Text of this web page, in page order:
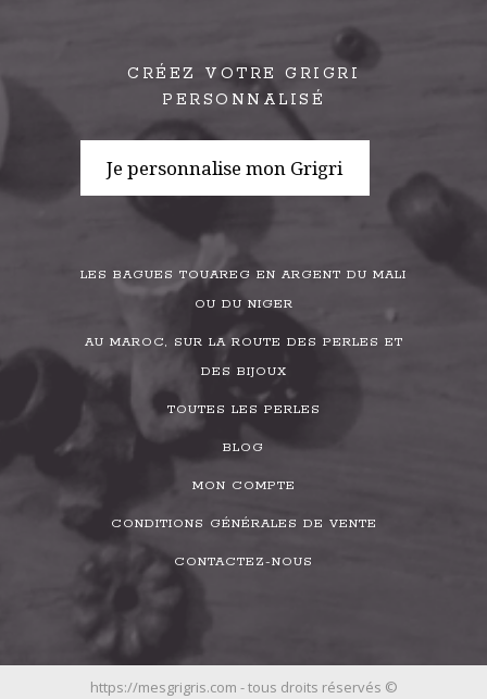
CRÉEZ VOTRE GRIGRI
PERSONNALISÉ
Je personnalise mon Grigri
LES BAGUES TOUAREG EN ARGENT DU MALI
OU DU NIGER
AU MAROC, SUR LA ROUTE DES PERLES ET
DES BIJOUX
TOUTES LES PERLES
BLOG
MON COMPTE
CONDITIONS GÉNÉRALES DE VENTE
CONTACTEZ-NOUS
https://mesgrigris.com - tous droits réservés ©